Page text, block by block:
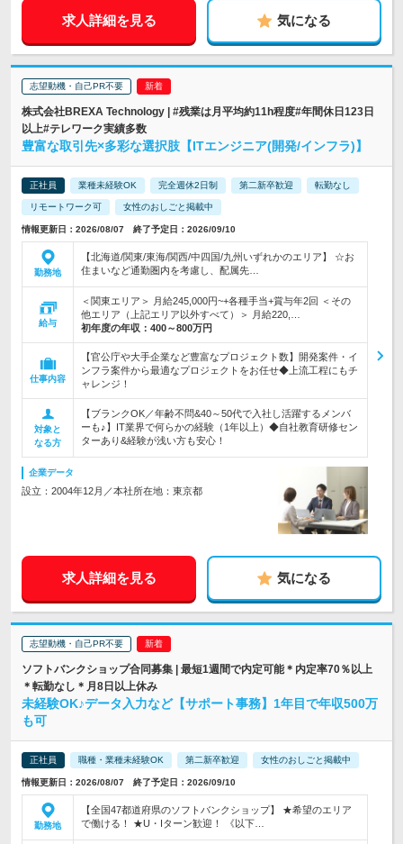
求人詳細を見る 気になる
志望動機・自己PR不要
株式会社BREXA Technology | #残業は月平均約11h程度#年間休日123日
以上#テレワーク実績多数
豊富な取引先×多彩な選択肢【ITエンジニア(開発/インフラ)】
正社員 業種未経験OK 完全週休2日制 第二新卒歓迎 転勤なし
リモートワーク可 女性のおしごと掲載中
情報更新日：2026/08/07 終了予定日：2026/09/10
勤務地
【北海道/関東/東海/関西/中四国/九州いずれかのエリア】 ☆お
住まいなど通勤圏内を考慮し、配属先…
給与
＜関東エリア＞ 月給245,000円~+各種手当+賞与年2回 ＜その
他エリア（上記エリア以外すべて）＞ 月給220,…
初年度の年収： 400～800万円
仕事内容
【官公庁や大手企業など豊富なプロジェクト数】開発案件・イ
ンフラ案件から最適なプロジェクトをお任せ◆上流工程にもチ
ャレンジ！
対象と
なる方
【ブランクOK／年齢不問&40～50代で入社し活躍するメンバ
ーも♪】IT業界で何らかの経験（1年以上）◆自社教育研修セン
ターあり&経験が浅い方も安心！
企業データ
設立：2004年12月／本社所在地：東京都
求人詳細を見る 気になる
志望動機・自己PR不要
ソフトバンクショップ合同募集 | 最短1週間で内定可能＊内定率70％以上
＊転勤なし＊月8日以上休み
未経験OK♪データ入力など【サポート事務】1年目で年収500万
も可
正社員 職種・業種未経験OK 第二新卒歓迎 女性のおしごと掲載中
情報更新日：2026/08/07 終了予定日：2026/09/10
勤務地
【全国47都道府県のソフトバンクショップ】 ★希望のエリア
で働ける！ ★U・Iターン歓迎！ 《以下…